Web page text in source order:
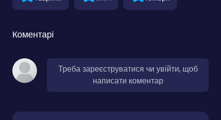
Коментарі
Треба зареєструватися чи увійти, щоб
написати коментар